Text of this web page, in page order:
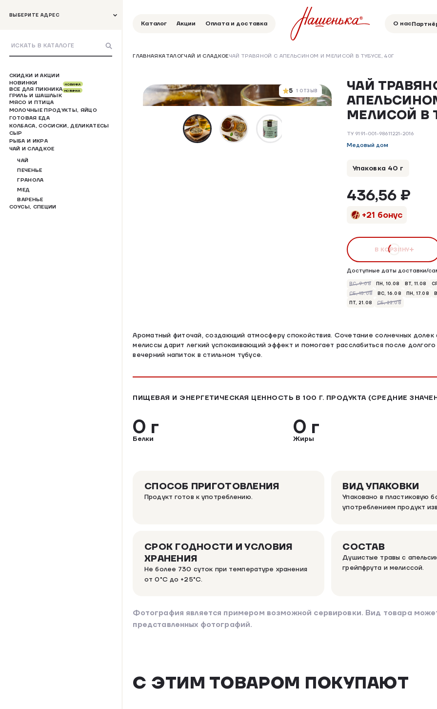
ВЫБЕРИТЕ АДРЕС
СКИДКИ И АКЦИИ
НОВИНКИ
ВСЕ ДЛЯ ПИКНИКА
НОВИНКА
ГРИЛЬ И ШАШЛЫК
НОВИНКА
МЯСО И ПТИЦА
МОЛОЧНЫЕ ПРОДУКТЫ, ЯЙЦО
ГОТОВАЯ ЕДА
КОЛБАСА, СОСИСКИ, ДЕЛИКАТЕСЫ
СЫР
РЫБА И ИКРА
ЧАЙ И СЛАДКОЕ
ЧАЙ
ПЕЧЕНЬЕ
ГРАНОЛА
МЕД
ВАРЕНЬЕ
СОУСЫ, СПЕЦИИ
Каталог Акции Оплата и доставка О нас
ГЛАВНАЯКАТАЛОГЧАЙ И СЛАДКОЕЧАЙ ТРАВЯНОЙ С АПЕЛЬСИНОМ И МЕЛИСОЙ В ТУБУСЕ, 40Г
5 1 ОТЗЫВ
ЧАЙ
МЕЛИСОЙ В
ТУ 9191-001-98611221-2016
Медовый дом
Доступные даты доставки/
ВС, 9.08 ПН, 10.08 ВТ, 11.08
СБ, 15.08
ВС, 16.08 ПН, 17.08
ПТ, 21.08
СБ, 22.08
Упаковка 40 г
436,56 ₽
+21 бонус
В КОРЗИНУ
Ароматный фиточай, создающий атмосферу спокойствия. Сочетание солнечных долек
мелиссы дарит легкий успокаивающий эффект и помогает расслабиться после
вечерний напиток в стильном тубусе.
ПИЩЕВАЯ И ЭНЕРГЕТИЧЕСКАЯ ЦЕННОСТЬ В 100 Г. ПРОДУКТА (СРЕДНИЕ
0 г
Белки
0 г
Жиры
СПОСОБ ПРИГОТОВЛЕНИЯ
Продукт готов к употреблению.
ВИД УПАКОВКИ
Упаковано в пластиковую
употреблением продукт
СРОК ГОДНОСТИ И УСЛОВИЯ
ХРАНЕНИЯ
Не более 730 суток при температуре хранения
от 0°C до +25°C.
СОСТАВ
Душистые травы с
грейпфрута и мелиссой.
Фотография является примером возможной сервировки. Вид товара
представленных фотографий.
С ЭТИМ ТОВАРОМ ПОКУПАЮТ